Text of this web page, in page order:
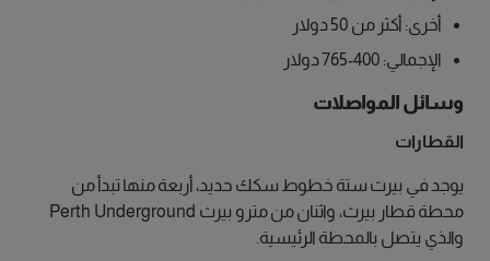
أخرى: أكثر من 50 دولار
الإجمالي: 400-765 دولار
وسائل المواصلات
القطارات
يوجد في بيرث ستة خطوط سكك حديد، أربعة منها تبدأ من
محطة قطار بيرث، واثنان من مترو بيرث Perth Underground
والذي يتصل بالمحطة الرئيسية.